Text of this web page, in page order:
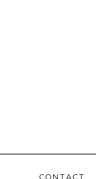
CONTACT